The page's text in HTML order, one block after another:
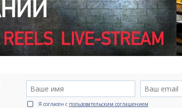
Я согласен с пользовательским соглашением